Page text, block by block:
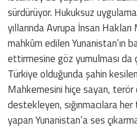
sürdürüyor. Hukuksuz
yıllarında Avrupa İnsan
mahkûm edilen Yunanistan’ın
ettirmesine göz yumulması
Türkiye olduğunda şahin
Mahkemesini hiçe sayan, terör
destekleyen, sığınmacılara
yapan Yunanistan’a ses